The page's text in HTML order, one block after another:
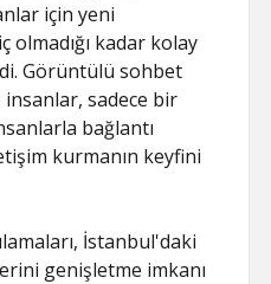
için yeni
olmadığı kadar kolay
Görüntülü sohbet
insanlar, sadece bir
bağlantı
kurmanın keyfini
İstanbul'daki
genişletme imkanı